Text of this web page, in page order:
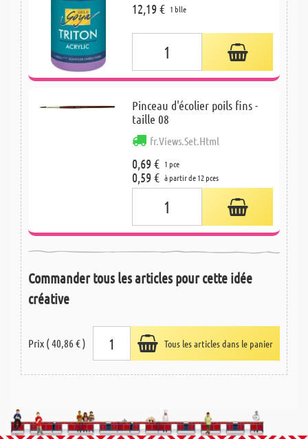
12,19 € 1 blle
Pinceau d'écolier poils fins -
taille 08
fr.Views.Set.Html
0,69 € 1 pce
0,59 € à partir de 12 pces
Commander tous les articles pour cette idée
créative
Prix ( 40,86 € ) Tous les articles dans le panier